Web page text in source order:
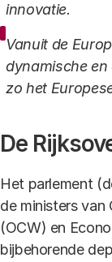
innovatie.
Vanuit de
dynamische
zo het
De
Het parlement
de ministers van
(OCW) en
bijbehorende